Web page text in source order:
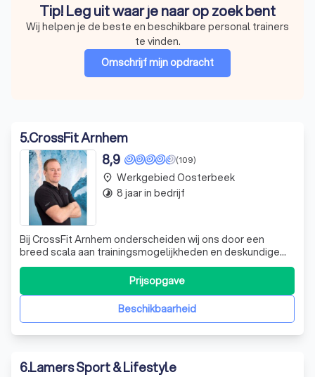
Tip! Leg uit waar je naar op zoek bent
Wij helpen je de beste en beschikbare personal trainers
te vinden.
Omschrijf mijn opdracht
5.CrossFit Arnhem
(109)
8,9
Bij CrossFit Arnhem onderscheiden wij ons door een
breed scala aan trainingsmogelijkheden en deskundige
begeleiding in een state-of-the-art faciliteit. Onze passie
voor fitness en welzijn is terug te zien in alles wat we
doen. Van vroeg in de ochtend tot laat in de avond bieden
wij diverse programmaBeschikbaarheid
Prijsopgave
place Werkgebied Oosterbeek
timelapse 8 jaar in bedrijf
6.Lamers Sport & Lifestyle